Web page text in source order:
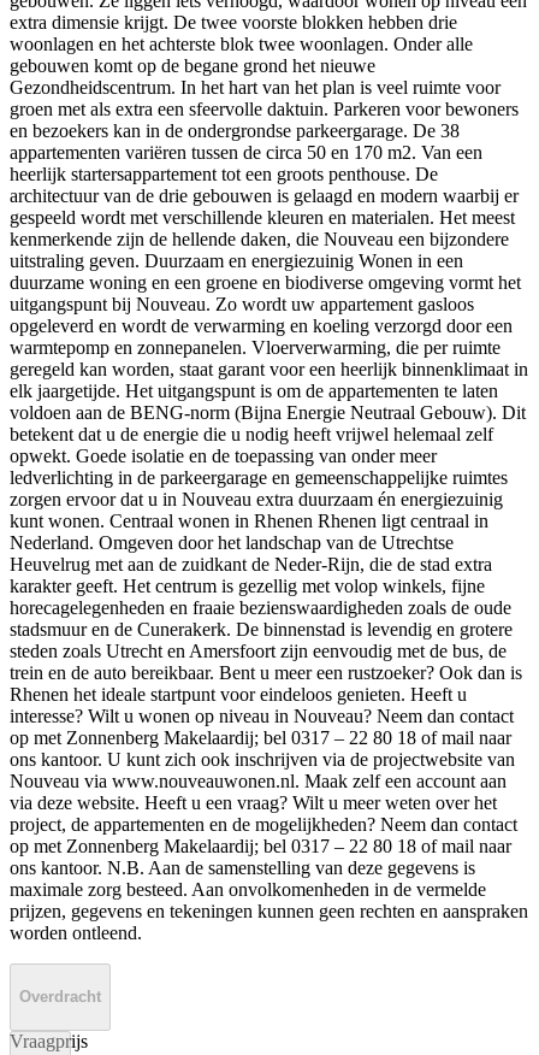
extra dimensie krijgt. De twee voorste blokken hebben drie
woonlagen en het achterste blok twee woonlagen. Onder alle
gebouwen komt op de begane grond het nieuwe
Gezondheidscentrum. In het hart van het plan is veel ruimte voor
groen met als extra een sfeervolle daktuin. Parkeren voor bewoners
en bezoekers kan in de ondergrondse parkeergarage. De 38
appartementen variëren tussen de circa 50 en 170 m2. Van een
heerlijk startersappartement tot een groots penthouse. De
architectuur van de drie gebouwen is gelaagd en modern waarbij er
gespeeld wordt met verschillende kleuren en materialen. Het meest
kenmerkende zijn de hellende daken, die Nouveau een bijzondere
uitstraling geven. Duurzaam en energiezuinig Wonen in een
duurzame woning en een groene en biodiverse omgeving vormt het
uitgangspunt bij Nouveau. Zo wordt uw appartement gasloos
opgeleverd en wordt de verwarming en koeling verzorgd door een
warmtepomp en zonnepanelen. Vloerverwarming, die per ruimte
geregeld kan worden, staat garant voor een heerlijk binnenklimaat in
elk jaargetijde. Het uitgangspunt is om de appartementen te laten
voldoen aan de BENG-norm (Bijna Energie Neutraal Gebouw). Dit
betekent dat u de energie die u nodig heeft vrijwel helemaal zelf
opwekt. Goede isolatie en de toepassing van onder meer
ledverlichting in de parkeergarage en gemeenschappelijke ruimtes
zorgen ervoor dat u in Nouveau extra duurzaam én energiezuinig
kunt wonen. Centraal wonen in Rhenen Rhenen ligt centraal in
Nederland. Omgeven door het landschap van de Utrechtse
Heuvelrug met aan de zuidkant de Neder-Rijn, die de stad extra
karakter geeft. Het centrum is gezellig met volop winkels, fijne
horecagelegenheden en fraaie bezienswaardigheden zoals de oude
stadsmuur en de Cunerakerk. De binnenstad is levendig en grotere
steden zoals Utrecht en Amersfoort zijn eenvoudig met de bus, de
trein en de auto bereikbaar. Bent u meer een rustzoeker? Ook dan is
Rhenen het ideale startpunt voor eindeloos genieten. Heeft u
interesse? Wilt u wonen op niveau in Nouveau? Neem dan contact
op met Zonnenberg Makelaardij; bel 0317 – 22 80 18 of mail naar
ons kantoor. U kunt zich ook inschrijven via de projectwebsite van
Nouveau via www.nouveauwonen.nl. Maak zelf een account aan
via deze website. Heeft u een vraag? Wilt u meer weten over het
project, de appartementen en de mogelijkheden? Neem dan contact
op met Zonnenberg Makelaardij; bel 0317 – 22 80 18 of mail naar
ons kantoor. N.B. Aan de samenstelling van deze gegevens is
maximale zorg besteed. Aan onvolkomenheden in de vermelde
prijzen, gegevens en tekeningen kunnen geen rechten en aanspraken
worden ontleend.
Overdracht
Vraagprijs